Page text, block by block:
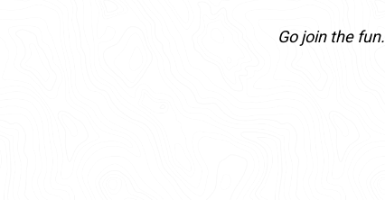
Go join the fun.